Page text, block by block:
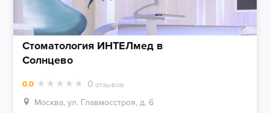
Стоматология ИНТЕЛмед в
Солнцево
0.0 0 отзывов
Москва, ул. Главмосстроя, д. 6